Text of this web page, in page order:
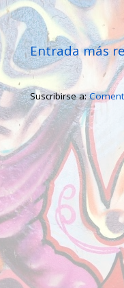
Entrada más
Suscribirse a: